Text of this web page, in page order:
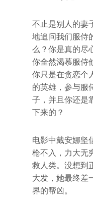
不止是别人的妻
地追问我们服侍
么？你是真的尽
你全然渴慕服侍
你只是在贪恋个
的英雄，参与服
子，并且你还是
下来的？
电影中戴安娜坚
枪不入，力大无
救人类。没想到
大发，她最终差
界的帮凶。